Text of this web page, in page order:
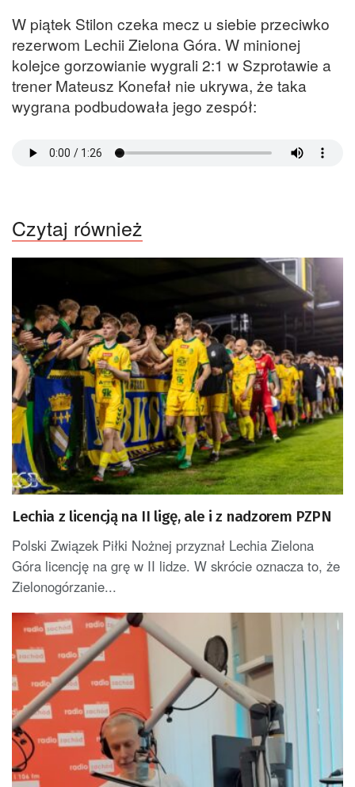
W piątek Stilon czeka mecz u siebie przeciwko
rezerwom Lechii Zielona Góra. W minionej
kolejce gorzowianie wygrali 2:1 w Szprotawie a
trener Mateusz Konefał nie ukrywa, że taka
wygrana podbudowała jego zespół:
Czytaj również
Lechia z licencją na II ligę, ale i z nadzorem PZPN
Polski Związek Piłki Nożnej przyznał Lechia Zielona
Góra licencję na grę w II lidze. W skrócie oznacza to, że
Zielonogórzanie...